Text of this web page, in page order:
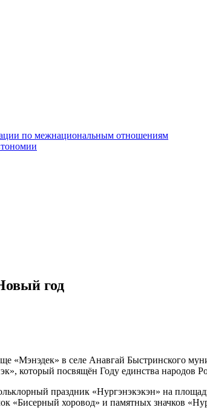
по межнациональным отношениям
год
«Мэнэдек» в селе Анавгай Быстринского
который посвящён Году единства
праздник «Нургэнэкэкэн» на
«Бисерный хоровод» и памятных значков